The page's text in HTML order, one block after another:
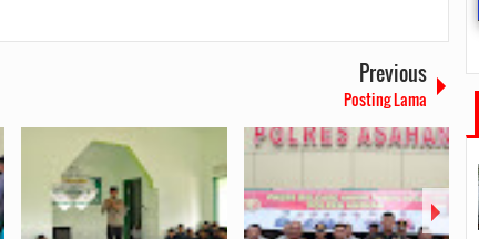
Previous
Posting Lama
2019/05/140